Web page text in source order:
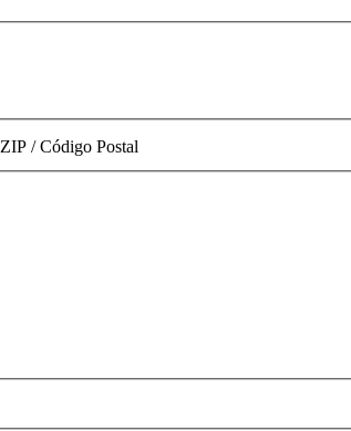
ZIP / Código Postal